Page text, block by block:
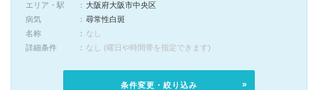
エリア・駅
大阪府大阪市中央区
病気
尋常性白斑
名称
なし
詳細条件
なし (曜日や時間帯を指定できます)
条件変更・絞り込み